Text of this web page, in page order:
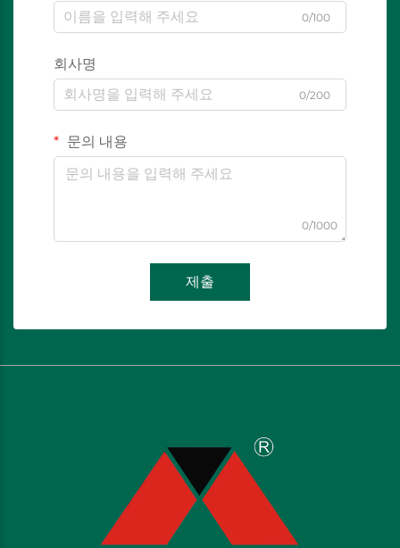
0/100
회사명
0/200
문의 내용
0/1000
제출